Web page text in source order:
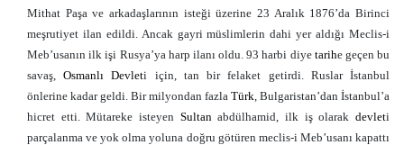
Mithat Paşa ve arkadaşlarının isteği üzerine 23 Aralık 1876’da Birinci
meşrutiyet ilan edildi. Ancak gayri müslimlerin dahi yer aldığı Meclis-i
Meb’usanın ilk işi Rusya’ya harp ilanı oldu. 93 harbi diye tarihe geçen bu
savaş,Osmanlı Devleti için, tan bir felaket getirdi. Ruslar İstanbul
önlerine kadar geldi. Bir milyondan fazla Türk, Bulgaristan’dan İstanbul’a
hicret etti. Mütareke isteyen Sultanabdülhamid, ilk iş olarakdevleti
parçalanma ve yok olma yoluna doğru götüren meclis-i Meb’usanı kapattı